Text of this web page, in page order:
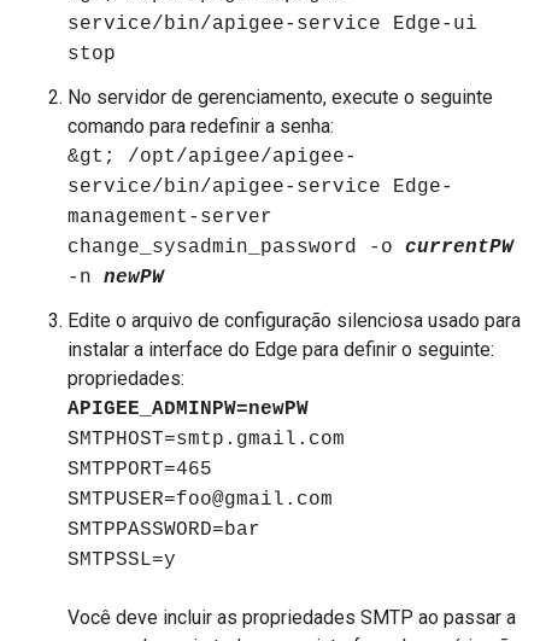
service/bin/apigee-service Edge-ui
stop
No servidor de gerenciamento, execute o seguinte
comando para redefinir a senha:
&gt; /opt/apigee/apigee-
service/bin/apigee-service Edge-
management-server
change_sysadmin_password -o currentPW
-n newPW
Edite o arquivo de configuração silenciosa usado para
instalar a interface do Edge para definir o seguinte:
propriedades:
APIGEE_ADMINPW=newPW
SMTPHOST=smtp.gmail.com
SMTPPORT=465
SMTPUSER=foo@gmail.com
SMTPPASSWORD=bar
SMTPSSL=y
Você deve incluir as propriedades SMTP ao passar a